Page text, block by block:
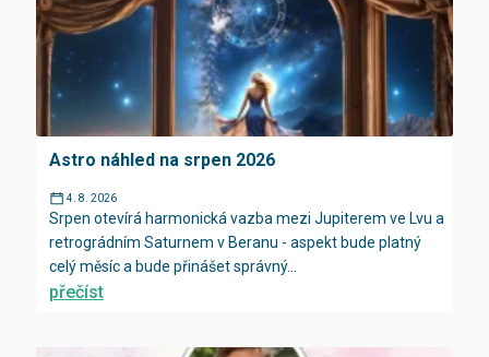
Astro náhled na srpen 2026
4. 8. 2026
Srpen otevírá harmonická vazba mezi Jupiterem ve Lvu a
retrográdním Saturnem v Beranu - aspekt bude platný
celý měsíc a bude přinášet správný...
přečíst